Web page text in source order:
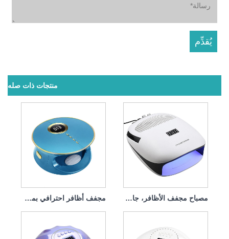
منتجات ذات صله
مجفف أظافر احترافي بمصباح الأشعة فوق البنفسجية بقوة 168 وات مصباح مجفف الأظافر، جامع الغبار 140 وات، 4 في 1